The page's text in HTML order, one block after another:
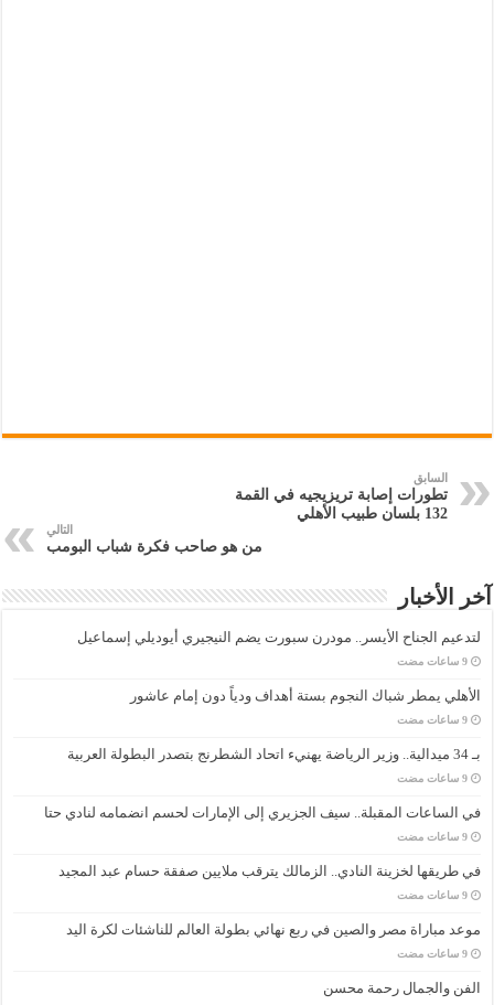
السابق
تطورات إصابة تريزيجيه في القمة
132 بلسان طبيب الأهلي
التالي
من هو صاحب فكرة شباب البومب
آخر الأخبار
لتدعيم الجناح الأيسر.. مودرن سبورت يضم النيجيري أيوديلي إسماعيل
‏9 ساعات مضت
الأهلي يمطر شباك النجوم بستة أهداف ودياً دون إمام عاشور
‏9 ساعات مضت
بـ 34 ميدالية.. وزير الرياضة يهنيء اتحاد الشطرنج بتصدر البطولة العربية
‏9 ساعات مضت
في الساعات المقبلة.. سيف الجزيري إلى الإمارات لحسم انضمامه لنادي حتا
‏9 ساعات مضت
في طريقها لخزينة النادي.. الزمالك يترقب ملايين صفقة حسام عبد المجيد
‏9 ساعات مضت
موعد مباراة مصر والصين في ربع نهائي بطولة العالم للناشئات لكرة اليد
‏9 ساعات مضت
الفن والجمال رحمة محسن